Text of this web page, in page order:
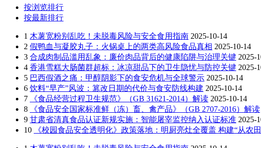
按浏览排行
按最新排行
1 木薯宽粉别乱吃！未脱毒风险与安全食用指南 2025-10-14
2 假鸭血与凝胶丸子：火锅桌上的两类高风险食品真相 2025-10-14
3 合成肉制品滥用乱象：廉价肉品背后的健康陷阱与治理关键 2025-
4 香港雪糕大肠菌群超标：冰凉甜品下的卫生隐忧与防控关键 2025-
5 巴西假酒之痛：甲醇阴影下的食安危机与全球警示 2025-10-14
6 饮料“早产”风波：篡改日期的代价与食安防线构建 2025-10-14
7
《食品经营过程卫生规范》（GB 31621-2014）解读 2025-10-14
8
《食品安全国家标准鲜（冻）畜、禽产品》（GB 2707-2016）解读
9 甘肃省清真食品认证新规实施：智能屠宰监控纳入认证标准 2025-
10
《校园食品安全透明化》政策落地：明厨亮灶全覆盖 构建“从农